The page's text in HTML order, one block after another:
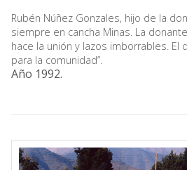
Rubén Núñez Gonzales, hijo de la
siempre en cancha Minas. La
hace la unión y lazos imborrables.
para la comunidad”.
Año 1992.